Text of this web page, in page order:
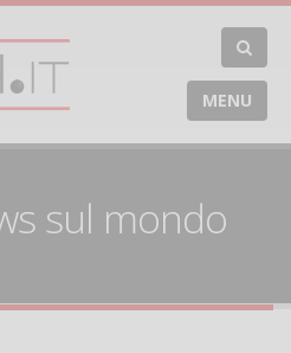
MENU
sul mondo